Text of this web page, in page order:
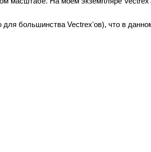
масштабе. На моём экземпляре Vectrex'a
большинства Vectrex'ов), что в данном